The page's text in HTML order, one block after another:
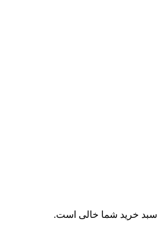
سبد خرید شما خالی است.